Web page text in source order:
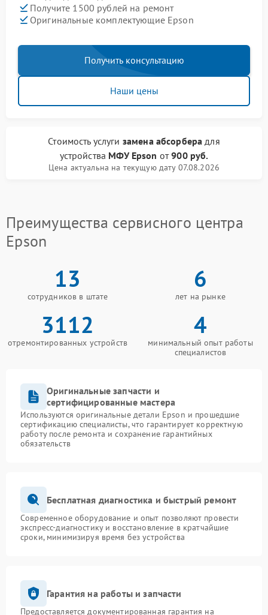
Получите 1500 рублей на ремонт
Оригинальные комплектующие Epson
Получить консультацию
Наши цены
Стоимость услуги замена абсорбера для
устройства МФУ Epson от900 руб.
Цена актуальна на текущую дату 07.08.2026
Преимущества сервисного центра
Epson
13
сотрудников в штате
6
лет на рынке
3112
отремонтированных устройств
4
минимальный опыт работы
специалистов
Оригинальные запчасти и
сертифицированные мастера
Используются оригинальные детали Epson и прошедшие
сертификацию специалисты, что гарантирует корректную
работу после ремонта и сохранение гарантийных
обязательств
Бесплатная диагностика и быстрый ремонт
Современное оборудование и опыт позволяют провести
экспресс-диагностику и восстановление в кратчайшие
сроки, минимизируя время без устройства
Гарантия на работы и запчасти
Предоставляется документированная гарантия на